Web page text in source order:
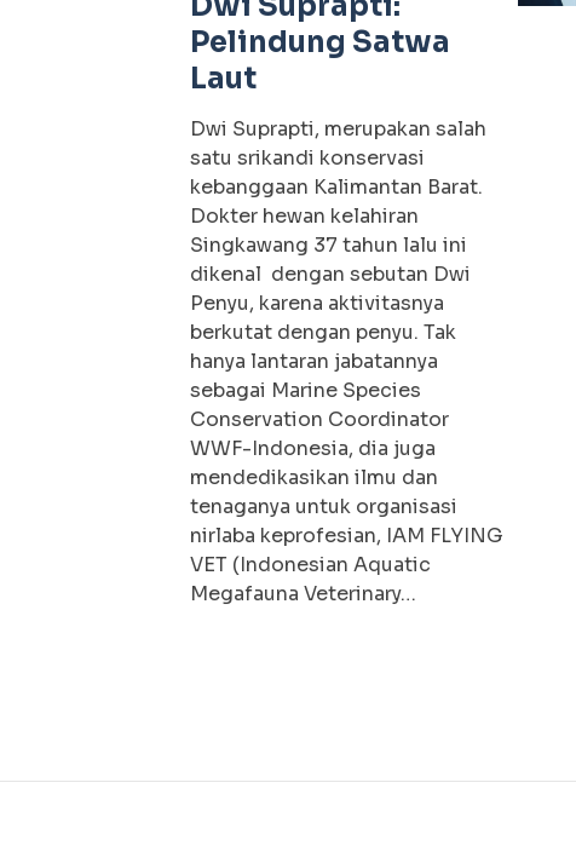
Pelindung Satwa
Laut
Dwi Suprapti, merupakan salah
satu srikandi konservasi
kebanggaan Kalimantan Barat.
Dokter hewan kelahiran
Singkawang 37 tahun lalu ini
dikenal dengan sebutan Dwi
Penyu, karena aktivitasnya
berkutat dengan penyu. Tak
hanya lantaran jabatannya
sebagai Marine Species
Conservation Coordinator
WWF-Indonesia, dia juga
mendedikasikan ilmu dan
tenaganya untuk organisasi
nirlaba keprofesian, IAM FLYING
VET (Indonesian Aquatic
Megafauna Veterinary…